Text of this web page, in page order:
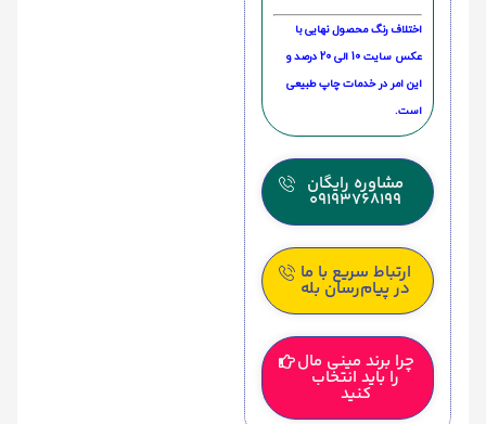
اختلاف رنگ محصول نهایی با
عکس سایت 10 الی 20 درصد و
این امر در خدمات چاپ طبیعی
است.
مشاوره رایگان
09193768199
ارتباط سریع با ما
در پیام‌رسان بله
چرا برند مینی مال
را باید انتخاب
کنید